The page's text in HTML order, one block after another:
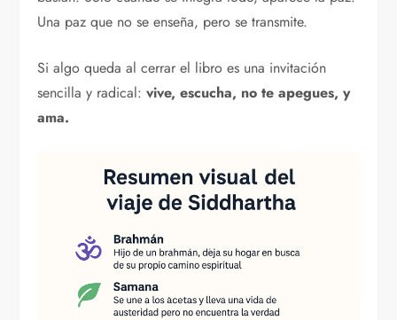
Una paz que no se enseña, pero se transmite.
Si algo queda al cerrar el libro es una invitación
sencilla y radical:vive, escucha, no te apegues, y
ama.